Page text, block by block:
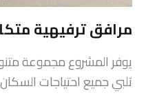
مرافق ترفيهية
يوفر المشروع مجموعة
تلبي جميع احتياجات